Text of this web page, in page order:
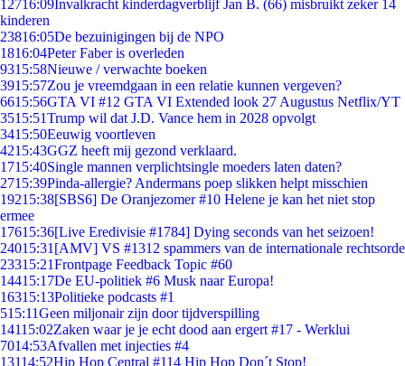
12716:09Invalkracht kinderdagverblijf Jan B. (66) misbruikt zeker 14
kinderen
23816:05De bezuinigingen bij de NPO
1816:04Peter Faber is overleden
9315:58Nieuwe / verwachte boeken
3915:57Zou je vreemdgaan in een relatie kunnen vergeven?
6615:56GTA VI #12 GTA VI Extended look 27 Augustus Netflix/YT
3515:51Trump wil dat J.D. Vance hem in 2028 opvolgt
3415:50Eeuwig voortleven
4215:43GGZ heeft mij gezond verklaard.
1715:40Single mannen verplichtsingle moeders laten daten?
2715:39Pinda-allergie? Andermans poep slikken helpt misschien
19215:38[SBS6] De Oranjezomer #10 Helene je kan het niet stop
ermee
17615:36[Live Eredivisie #1784] Dying seconds van het seizoen!
24015:31 [AMV] VS #1312 spammers van de internationale rechtsorde
23315:21Frontpage Feedback Topic #60
14415:17De EU-politiek #6 Musk naar Europa!
16315:13Politieke podcasts #1
515:11Geen miljonair zijn door tijdverspilling
14115:02Zaken waar je je echt dood aan ergert #17 - Werklui
7014:53Afvallen met injecties #4
13114:52Hip Hop Central #114 Hip Hop Don´t Stop!